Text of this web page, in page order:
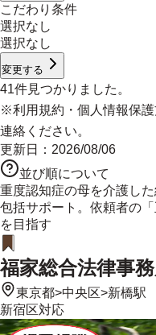
こだわり条件
選択なし
選択なし
変更する
41件見つかりました。
※利用規約 ・ 個人情報保
連絡ください。
更新日： 2026/08/06
並び順について
重度認知症の母を介護し
包括サポート。依頼者の
を目指す
福家総合法律事
東京都>中央区>新橋駅
新宿区対応